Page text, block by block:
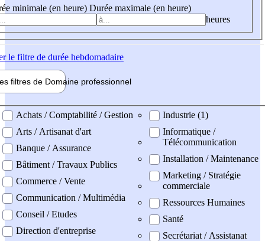
minimale (en heure) Durée maximale (en heure)
heures
le filtre de durée hebdomadaire
filtres de Domaine professionnel
professionel
Achats / Comptabilité / Gestion
Arts / Artisanat d'art
Banque / Assurance
Bâtiment / Travaux Publics
Commerce / Vente
Communication / Multimédia
Conseil / Etudes
Direction d'entreprise
Industrie (1)
Informatique /
Télécommunication
Installation / Maintenance
Marketing / Stratégie
commerciale
Ressources Humaines
Santé
Secrétariat / Assistanat